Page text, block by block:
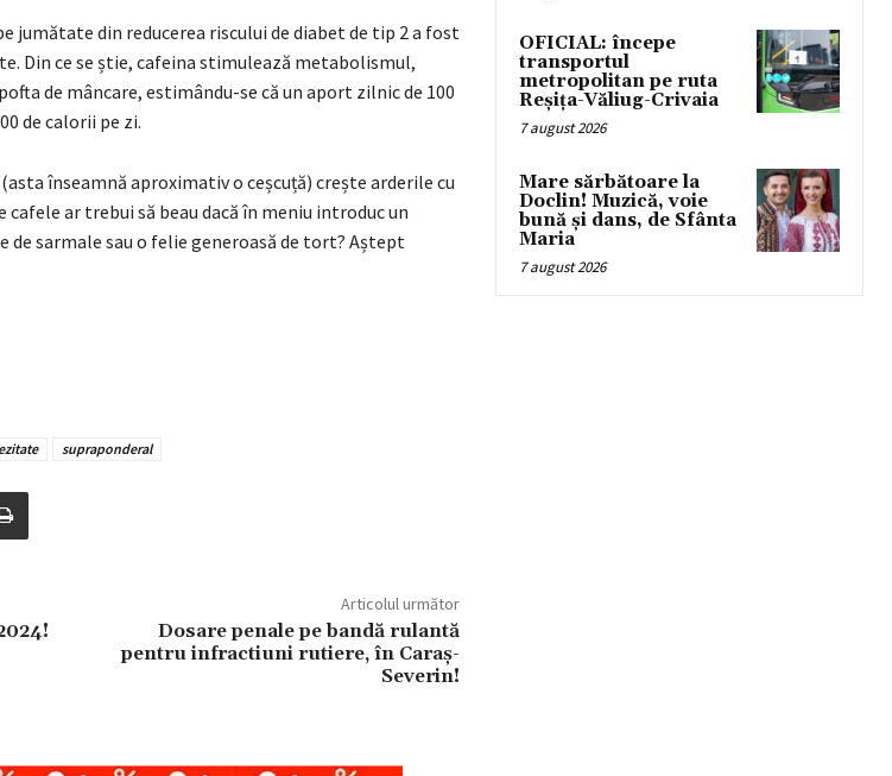
jumătate din reducerea riscului de diabet de tip 2 a fost
Din ce se știe, cafeina stimulează metabolismul,
de mâncare, estimându-se că un aport zilnic de 100
de calorii pe zi.
(asta înseamnă aproximativ o ceșcuță) crește arderile cu
cafele ar trebui să beau dacă în meniu introduc un
sarmale sau o felie generoasă de tort? Aștept
supraponderal
Articolul următor
Dosare penale pe bandă rulantă
pentru infractiuni rutiere, în Caraș-
Severin!
OFICIAL: începe
transportul
metropolitan pe ruta
Reșița-Văliug-Crivaia
7 august 2026
Mare sărbătoare la
Doclin! Muzică, voie
bună și dans, de Sfânta
Maria
7 august 2026